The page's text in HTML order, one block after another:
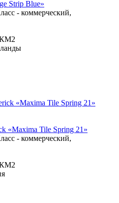
Strip Blue»
- коммерческий,
«Maxima Tile Spring 21»
- коммерческий,